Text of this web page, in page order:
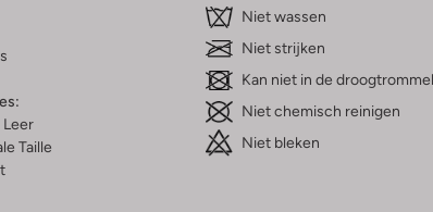
Leer
Taille
Niet wassen
Niet strijken
Kan niet in de droogtrommel
Niet chemisch reinigen
Niet bleken